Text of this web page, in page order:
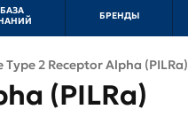
БАЗА
БРЕНДЫ
2 Receptor Alpha (PILRa)
(PILRa)